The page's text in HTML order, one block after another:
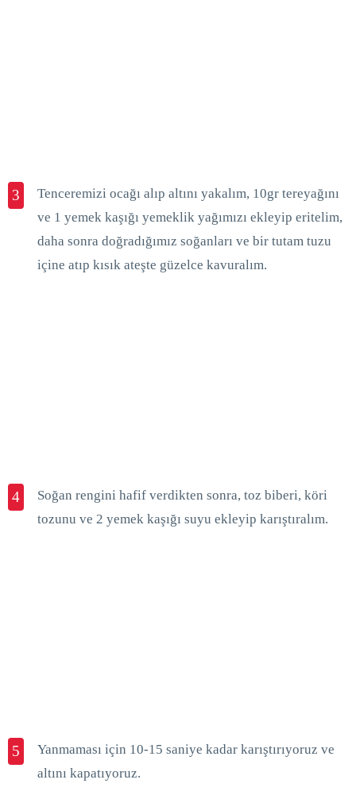
3
Tenceremizi ocağı alıp altını yakalım, 10gr tereyağını
ve 1 yemek kaşığı yemeklik yağımızı ekleyip eritelim,
daha sonra doğradığımız soğanları ve bir tutam tuzu
içine atıp kısık ateşte güzelce kavuralım.
4
Soğan rengini hafif verdikten sonra, toz biberi, köri
tozunu ve 2 yemek kaşığı suyu ekleyip karıştıralım.
5
Yanmaması için 10-15 saniye kadar karıştırıyoruz ve
altını kapatıyoruz.